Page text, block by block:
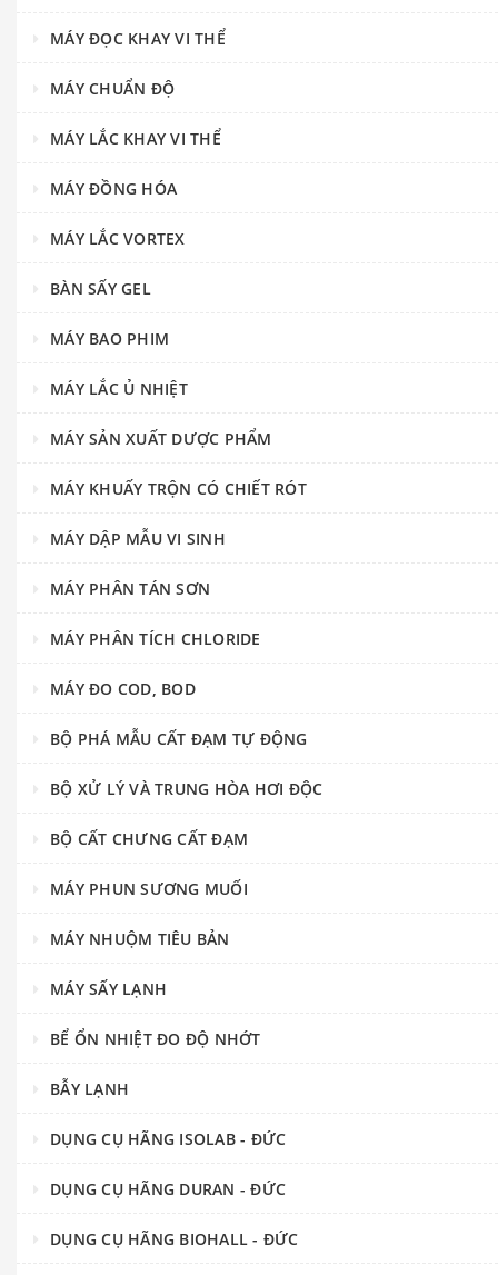
MÁY ĐỌC KHAY VI THỂ
MÁY CHUẨN ĐỘ
MÁY LẮC KHAY VI THỂ
MÁY ĐỒNG HÓA
MÁY LẮC VORTEX
BÀN SẤY GEL
MÁY BAO PHIM
MÁY LẮC Ủ NHIỆT
MÁY SẢN XUẤT DƯỢC PHẨM
MÁY KHUẤY TRỘN CÓ CHIẾT RÓT
MÁY DẬP MẪU VI SINH
MÁY PHÂN TÁN SƠN
MÁY PHÂN TÍCH CHLORIDE
MÁY ĐO COD, BOD
BỘ PHÁ MẪU CẤT ĐẠM TỰ ĐỘNG
BỘ XỬ LÝ VÀ TRUNG HÒA HƠI ĐỘC
BỘ CẤT CHƯNG CẤT ĐẠM
MÁY PHUN SƯƠNG MUỐI
MÁY NHUỘM TIÊU BẢN
MÁY SẤY LẠNH
BỂ ỔN NHIỆT ĐO ĐỘ NHỚT
BẪY LẠNH
DỤNG CỤ HÃNG ISOLAB - ĐỨC
DỤNG CỤ HÃNG DURAN - ĐỨC
DỤNG CỤ HÃNG BIOHALL - ĐỨC